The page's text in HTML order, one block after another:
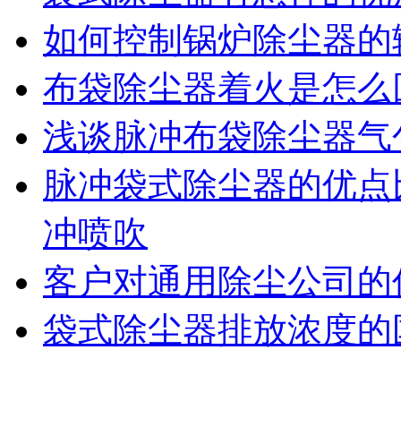
如何控制锅炉除尘器
布袋除尘器着火是怎么
浅谈脉冲布袋除尘器
脉冲袋式除尘器的优
冲喷吹
客户对通用除尘公司
袋式除尘器排放浓度